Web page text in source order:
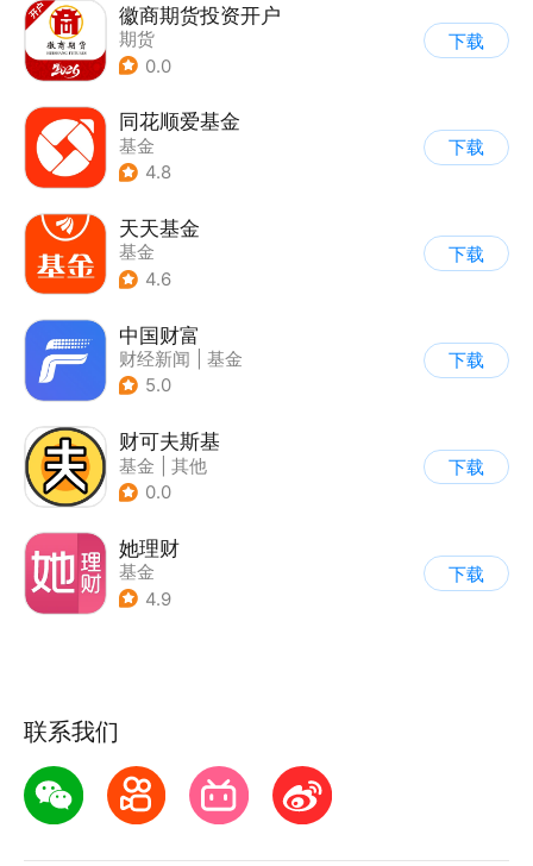
徽商期货投资开户
期货
0.0
下载
同花顺爱基金
基金
4.8
下载
天天基金
基金
4.6
下载
中国财富
财经新闻
基金
5.0
下载
财可夫斯基
基金
其他
0.0
下载
她理财
基金
4.9
下载
联系我们